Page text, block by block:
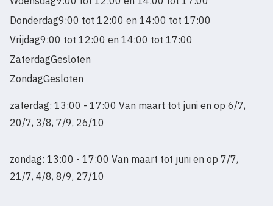
Donderdag9:00 tot 12:00 en 14:00 tot 17:00
Vrijdag9:00 tot 12:00 en 14:00 tot 17:00
ZaterdagGesloten
ZondagGesloten
zaterdag: 13:00 - 17:00 Van maart tot juni en op 6/7,
20/7, 3/8, 7/9, 26/10
zondag: 13:00 - 17:00 Van maart tot juni en op 7/7,
21/7, 4/8, 8/9, 27/10